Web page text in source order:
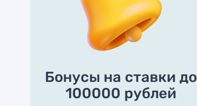
Бонусы на ставки до
100000 рублей